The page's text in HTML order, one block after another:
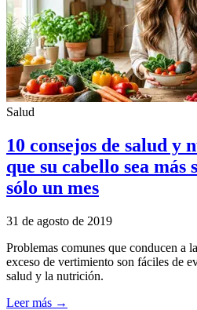
Salud
10 consejos de salud y
que su cabello sea más
sólo un mes
31 de agosto de 2019
Problemas comunes que conducen a
exceso de vertimiento son fáciles de
salud y la nutrición.
Leer más →